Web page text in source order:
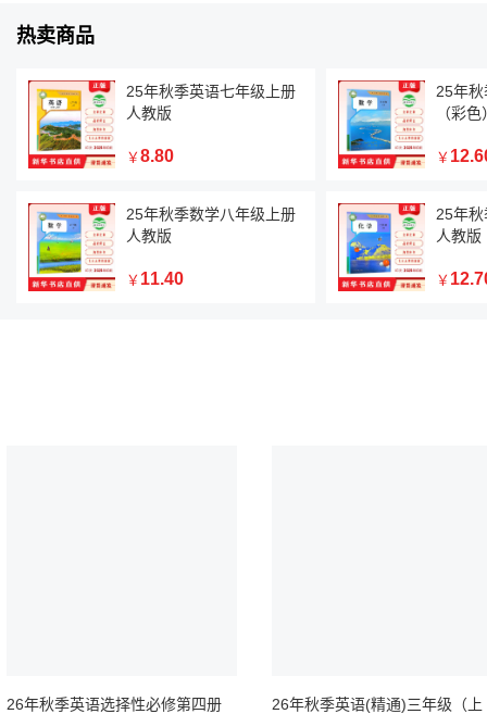
热卖商品
25年秋季英语七年级上册
人教版
￥ 8.80
25年
（彩色
￥
25年秋季数学八年级上册
人教版
￥ 11.40
25年
人教版
￥
26年秋季英语选择性必修第四册
26年秋季英语(精通)三年级（上